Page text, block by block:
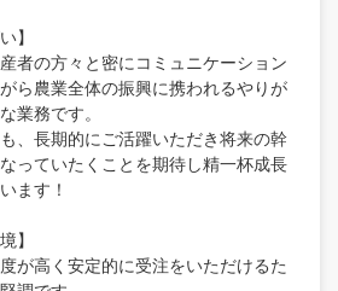
】
者の方々と密にコミュニケーション
ら農業全体の振興に携われるやりが
業務です。
、長期的にご活躍いただき将来の幹
っていたくことを期待し精一杯成長
ます！
】
が高く安定的に受注をいただけるた